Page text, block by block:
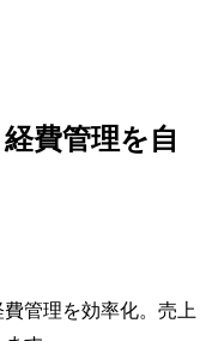
費管理を自
管理を効率化。売上